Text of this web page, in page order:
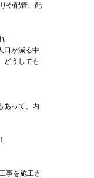
や配管、配
口が減る中
どうしても
あって、内
事を施工さ